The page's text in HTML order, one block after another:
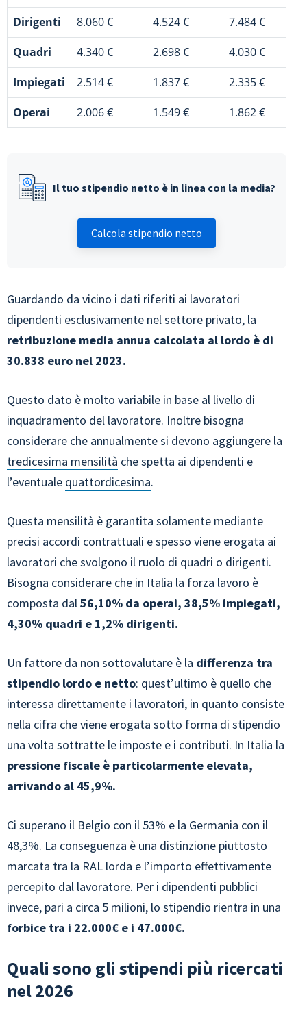
Dirigenti 8.060 € 4.524 €
7.484 €
Quadri
4.340 € 2.698 €
4.030 €
Impiegati
2.514 € 1.837 €
2.335 €
Operai
2.006 € 1.549 € 1.862 €
Il tuo stipendio netto è in linea con la media?
Calcola stipendio netto
Guardando da vicino i dati riferiti ai lavoratori
dipendenti esclusivamente nel settore privato, la
retribuzione media annua calcolata al lordo è di
30.838 euro nel 2023.
Questo dato è molto variabile in base al livello di
inquadramento del lavoratore. Inoltre bisogna
considerare che annualmente si devono aggiungere la
tredicesima mensilità che spetta ai dipendenti e
l’eventuale quattordicesima.
Questa mensilità è garantita solamente mediante
precisi accordi contrattuali e spesso viene erogata ai
lavoratori che svolgono il ruolo di quadri o dirigenti.
Bisogna considerare che in Italia la forza lavoro è
composta dal56,10% da operai, 38,5% impiegati,
4,30% quadri e 1,2% dirigenti.
Un fattore da non sottovalutare è la differenza tra
stipendio lordo e netto: quest’ultimo è quello che
interessa direttamente i lavoratori, in quanto consiste
nella cifra che viene erogata sotto forma di stipendio
una volta sottratte le imposte e i contributi. In Italia la
pressione fiscale è particolarmente elevata,
arrivando al 45,9%.
Ci superano il Belgio con il 53% e la Germania con il
48,3%. La conseguenza è una distinzione piuttosto
marcata tra la RAL lorda e l’importo effettivamente
percepito dal lavoratore. Per i dipendenti pubblici
invece, pari a circa 5 milioni, lo stipendio rientra in una
forbice tra i 22.000€ e i 47.000€.
Quali sono gli stipendi più ricercati
nel 2026